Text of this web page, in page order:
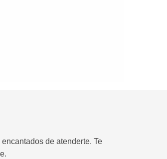
de atenderte. Te